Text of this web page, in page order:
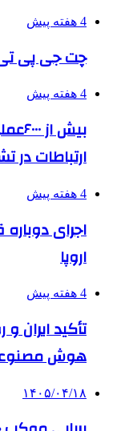
4 هفته پیش
چت جی پی
4 هفته پیش
بیش
ارتباطات در
4 هفته پیش
اجرای
اروپا
4 هفته پیش
تأکید
هوش
۱۴۰۵/۰۴/۱۸